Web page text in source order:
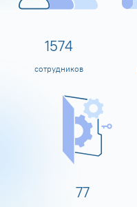
1600
сотрудников
80